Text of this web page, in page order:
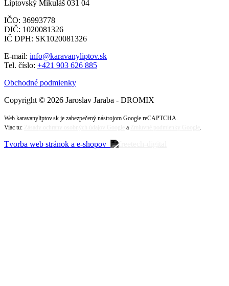
Liptovský Mikuláš 031 04
IČO: 36993778
DIČ: 1020081326
IČ DPH: SK1020081326
E-mail: info@karavanyliptov.sk
Tel. číslo: +421 903 626 885
Obchodné podmienky
Copyright © 2026 Jaroslav Jaraba - DROMIX
Web karavanyliptov.sk je zabezpečený nástrojom Google reCAPTCHA.
Viac tu:
a
Tvorba web stránok a e-shopov